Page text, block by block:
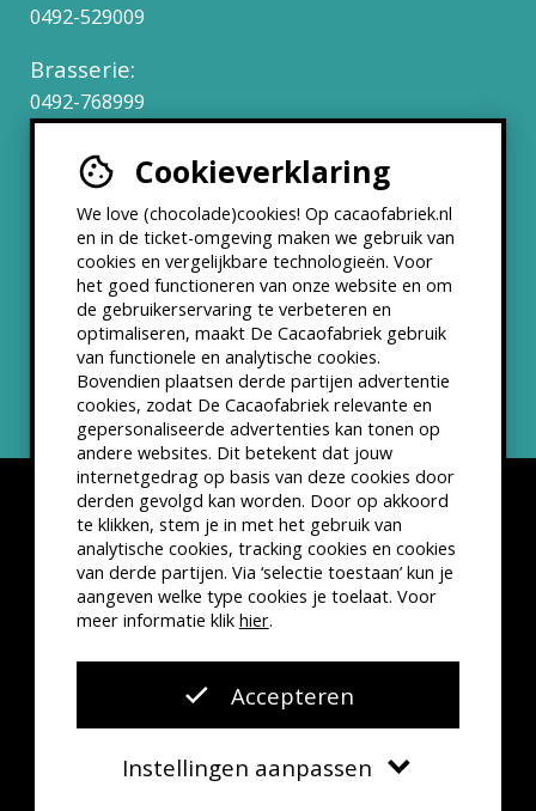
Cookieverklaring
We love (chocolade)cookies! Op cacaofabriek.nl
en in de ticket-omgeving maken we gebruik van
cookies en vergelijkbare technologieën. Voor
het goed functioneren van onze website en om
de gebruikerservaring te verbeteren en
optimaliseren, maakt De Cacaofabriek gebruik
van functionele en analytische cookies.
Bovendien plaatsen derde partijen advertentie
cookies, zodat De Cacaofabriek relevante en
gepersonaliseerde advertenties kan tonen op
andere websites. Dit betekent dat jouw
internetgedrag op basis van deze cookies door
derden gevolgd kan worden. Door op akkoord
te klikken, stem je in met het gebruik van
analytische cookies, tracking cookies en cookies
van derde partijen. Via ‘selectie toestaan’ kun je
aangeven welke type cookies je toelaat. Voor
meer informatie klik hier.
Accepteren
Instellingen aanpassen
0492-529009
Brasserie:
0492-768999
Werken bij
Partners & Samenwerkingen
ANBI status
Nieuwsbrief
Disclaimer Privacyverklaring
Kleine lettertjes
VSCD Bezoekersvoorwaarden
Website doorThe Cre8ion.Lab